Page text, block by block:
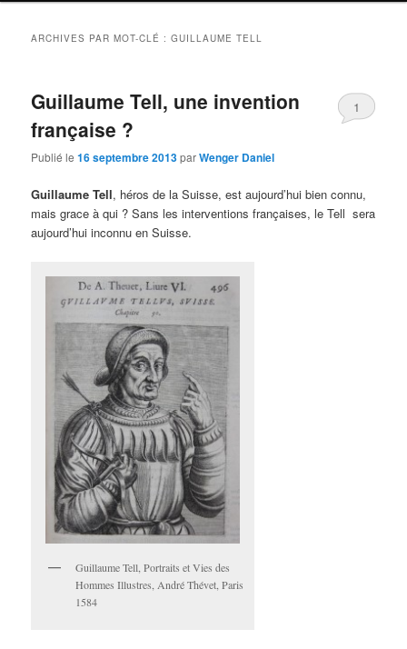
ARCHIVES PAR MOT-CLÉ :GUILLAUME TELL
Guillaume Tell, une invention
française ?
Publié le16 septembre 2013parWenger Daniel
1
Guillaume Tell, héros de la Suisse, est aujourd’hui bien connu,
mais grace à qui ? Sans les interventions françaises, le Tell sera
aujourd’hui inconnu en Suisse.
Guillaume Tell, Portraits et Vies des
Hommes Illustres, André Thévet, Paris
1584